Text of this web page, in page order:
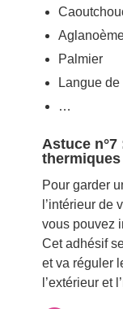
Palmier
Langue
…
Astuce
thermiques
Pour garder
l’intérieur de
vous pouvez
Cet adhésif
et va réguler
l’extérieur et